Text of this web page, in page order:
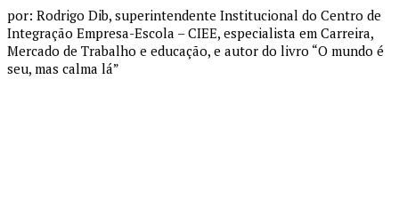
por: Rodrigo Dib, superintendente Institucional do Centro de
Integração Empresa-Escola – CIEE, especialista em Carreira,
Mercado de Trabalho e educação, e autor do livro “O mundo é
seu, mas calma lá”